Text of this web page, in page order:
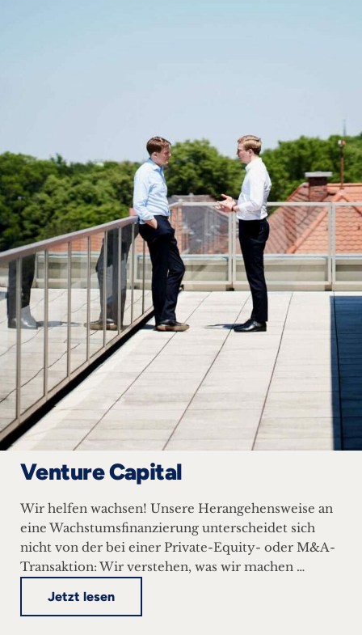
Venture Capital
Wir helfen wachsen! Unsere Herangehensweise an
eine Wachstumsfinanzierung unterscheidet sich
nicht von der bei einer Private-Equity- oder M&A-
Transaktion: Wir verstehen, was wir machen …
Jetzt lesen